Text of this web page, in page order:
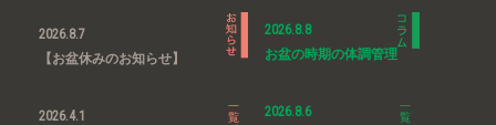
2026.8.7
【お盆休みのお知らせ】
2026.4.1
2026.8.8
お盆の時期の体調管理
2026.8.6